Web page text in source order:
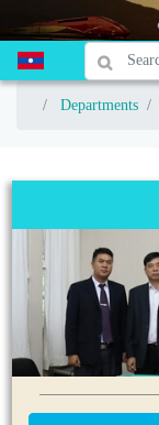
Departments
Departments